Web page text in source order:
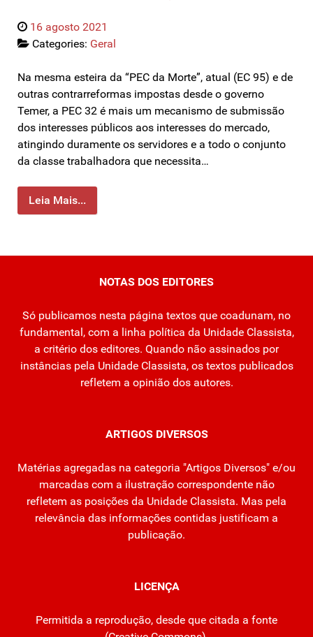
16 agosto 2021
Categories: Geral
Na mesma esteira da “PEC da Morte”, atual (EC 95) e de
outras contrarreformas impostas desde o governo
Temer, a PEC 32 é mais um mecanismo de submissão
dos interesses públicos aos interesses do mercado,
atingindo duramente os servidores e a todo o conjunto
da classe trabalhadora que necessita…
Leia Mais...
NOTAS DOS EDITORES
Só publicamos nesta página textos que coadunam, no
fundamental, com a linha política da Unidade Classista,
a critério dos editores. Quando não assinados por
instâncias pela Unidade Classista, os textos publicados
refletem a opinião dos autores.
ARTIGOS DIVERSOS
Matérias agregadas na categoria "Artigos Diversos" e/ou
marcadas com a ilustração correspondente não
refletem as posições da Unidade Classista. Mas pela
relevância das informações contidas justificam a
publicação.
LICENÇA
Permitida a reprodução, desde que citada a fonte